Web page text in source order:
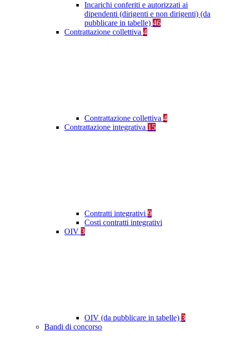
Incarichi conferiti e autorizzati ai
dipendenti (dirigenti e non dirigenti) (da
pubblicare in tabelle) 46
Contrattazione collettiva 4
Contrattazione collettiva 4
Contrattazione integrativa 15
Contratti integrativi 9
Costi contratti integrativi
OIV 3
OIV (da pubblicare in tabelle) 3
Bandi di concorso